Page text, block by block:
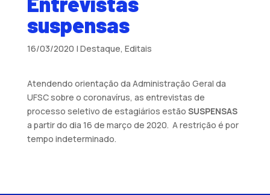
suspensas
16/03/2020 | Destaque, Editais
Atendendo orientação da Administração Geral da
UFSC sobre o coronavírus, as entrevistas de
processo seletivo de estagiários estão SUSPENSAS
a partir do dia 16 de março de 2020. A restrição é por
tempo indeterminado.